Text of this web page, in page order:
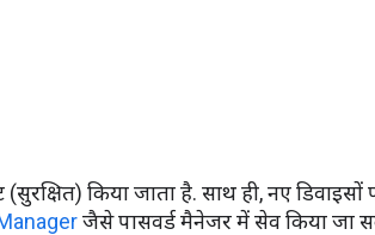
किया जाता है. साथ ही, नए डिवाइसों
जैसे पासवर्ड मैनेजर में सेव किया जा